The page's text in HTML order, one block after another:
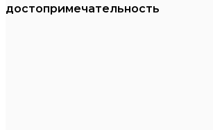
достопримечательность